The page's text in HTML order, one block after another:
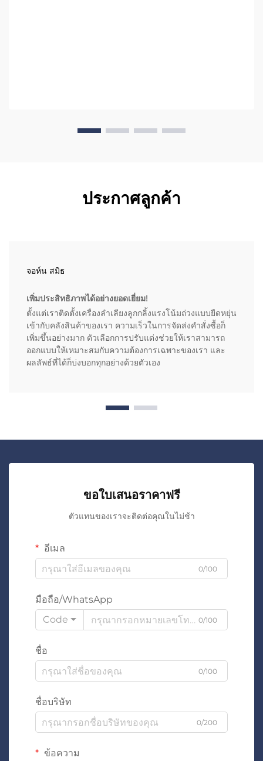
ประกาศลูกค้า
จอห์น สมิธ
เพิ่มประสิทธิภาพได้อย่างยอดเยี่ยม!
ตั้งแต่เราติดตั้งเครื่องลำเลียงลูกกลิ้งแรงโน้มถ่วงแบบยืดหยุ่น
เข้ากับคลังสินค้าของเรา ความเร็วในการจัดส่งคำสั่งซื้อก็
เพิ่มขึ้นอย่างมาก ตัวเลือกการปรับแต่งช่วยให้เราสามารถ
ออกแบบให้เหมาะสมกับความต้องการเฉพาะของเรา และ
ผลลัพธ์ที่ได้ก็บ่งบอกทุกอย่างด้วยตัวเอง
ขอใบเสนอราคาฟรี
ตัวแทนของเราจะติดต่อคุณในไม่ช้า
อีเมล
0/100
มือถือ/WhatsApp
Code
0/100
ชื่อ
0/100
ชื่อบริษัท
0/200
ข้อความ